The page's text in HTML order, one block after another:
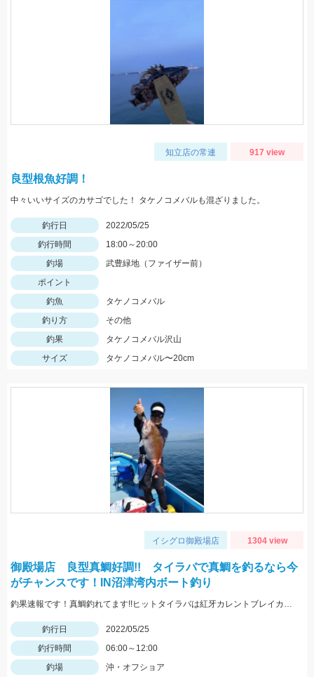
知立店の常連 917 view
良型根魚好調！
中々いいサイズのカサゴでした！ タケノコメバルも混ざりました。
釣行日
2022/05/25
釣行時間
18:00～20:00
釣場
武豊緑地（ファイザー前）
ポイント
釣魚
タケノコメバル
釣り方
その他
釣果
タケノコメバル沢山
サイズ
タケノコメバル〜20cm
イシグロ御殿場店 1304 view
御殿場店 良型真鯛好調!! タイラバで真鯛を釣るなら今
がチャンスです！IN沼津湾内ボート釣り
釣果速報です！真鯛釣れてます!!ヒットタイラバは紅牙カレントブレイカー「ギャルピンク」
釣行日
2022/05/25
釣行時間
06:00～12:00
釣場
沖・オフショア